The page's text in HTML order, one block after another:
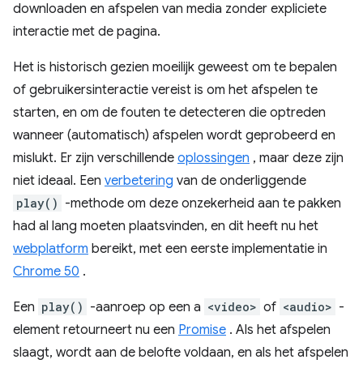
downloaden en afspelen van media zonder expliciete
interactie met de pagina.
Het is historisch gezien moeilijk geweest om te bepalen
of gebruikersinteractie vereist is om het afspelen te
starten, en om de fouten te detecteren die optreden
wanneer (automatisch) afspelen wordt geprobeerd en
mislukt. Er zijn verschillende oplossingen , maar deze zijn
niet ideaal. Een verbetering van de onderliggende
play() -methode om deze onzekerheid aan te pakken
had al lang moeten plaatsvinden, en dit heeft nu het
webplatform bereikt, met een eerste implementatie in
Chrome 50 .
Een play() -aanroep op een a <video> of <audio> -
element retourneert nu een Promise . Als het afspelen
slaagt, wordt aan de belofte voldaan, en als het afspelen